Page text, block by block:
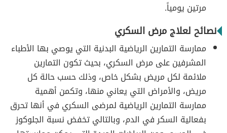
مرتين يومياً.
نصائح لعلاج مرض السكري
ممارسة التمارين الرياضية البدنية التي يوصي بها الأطباء
المشرفين على مرض السكري، بحيث تكون التمارين
ملائمة لكل مريض بشكل خاص، وذلك حسب حالة كل
مريض، والأمراض التي يعاني منها، وتكمن أهمية
ممارسة التمارين الرياضية لمرضى السكري في أنها تحرق
بفعالية السكر في الدم، وبالتالي تخفض نسبة الجلوكوز